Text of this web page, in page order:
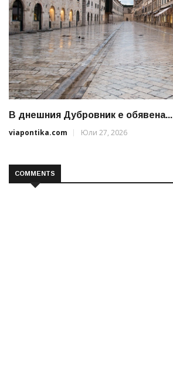
В днешния Дубровник е обявена...
viapontika.com
Юли 27, 2026
COMMENTS